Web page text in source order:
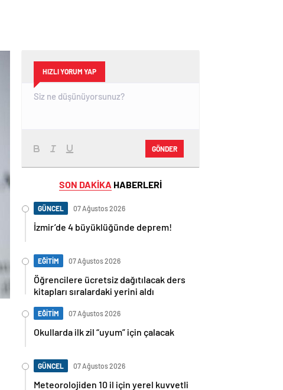
HIZLI YORUM YAP
GÖNDER
SON DAKİKA HABERLERİ
GÜNCEL 07 Ağustos 2026
İzmir’de 4 büyüklüğünde deprem!
EĞİTİM 07 Ağustos 2026
Öğrencilere ücretsiz dağıtılacak ders
kitapları sıralardaki yerini aldı
EĞİTİM 07 Ağustos 2026
Okullarda ilk zil “uyum” için çalacak
GÜNCEL 07 Ağustos 2026
Meteorolojiden 10 il için yerel kuvvetli